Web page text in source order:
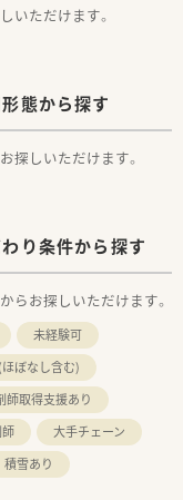
いただけます。
態から探す
探しいただけます。
り条件から探す
らお探しいただけます。
未経験可
ぼなし含む)
師取得支援あり
大手チェーン
積雪あり